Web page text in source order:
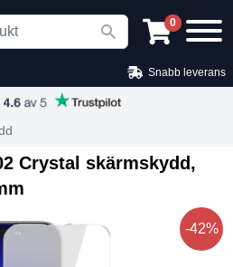
0
Snabb leverans
Crystal skärmskydd,
-42%